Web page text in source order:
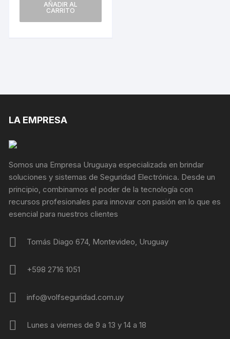
AÑADIR AL
CARRITO
LA EMPRESA
Somos una Empresa Uruguaya especializada en brindar
soluciones y sistemas de Seguridad Electrónica. Desde un
principio, combinamos el poder de la tecnología con
recursos profesionales para innovar con pasión en lo que es
esencial para nuestros clientes
Tomás Diago 674, Montevideo, Uruguay
+598 2716 1051
info@volfseguridad.com.uy
Lunes a viernes de 9 a 13 y 14 a 18